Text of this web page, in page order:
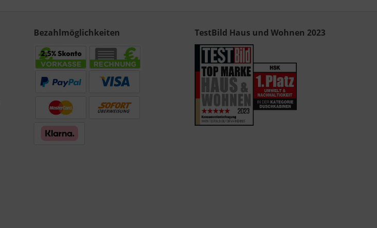
Bezahlmöglichkeiten TestBild Haus und Wohnen 2023